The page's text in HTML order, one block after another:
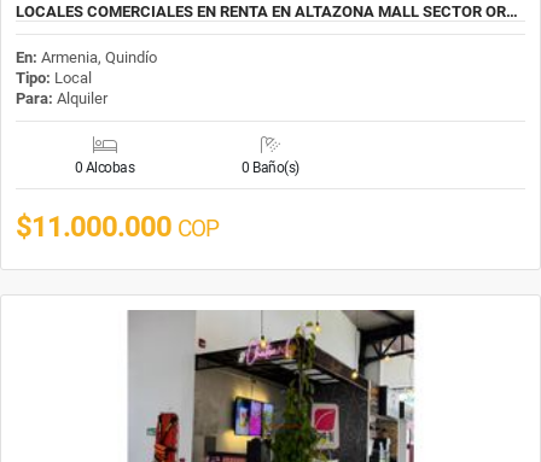
LOCALES COMERCIALES EN RENTA EN ALTAZONA MALL SECTOR OR…
En: Armenia, Quindío
Tipo: Local
Para: Alquiler
0 Alcobas 0 Baño(s)
$11.000.000 COP